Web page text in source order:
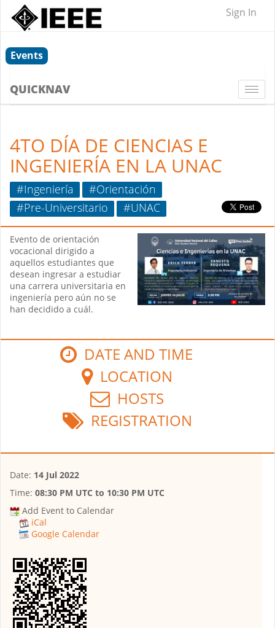
Sign In
Events
QUICKNAV
4TO DÍA DE CIENCIAS E
INGENIERÍA EN LA UNAC
#Ingeniería
#Orientación
#Pre-Universitario
#UNAC
Evento de orientación
vocacional dirigido a
aquellos estudiantes que
desean ingresar a estudiar
una carrera universitaria en
ingeniería pero aún no se
han decidido a cuál.
DATE AND TIME
LOCATION
HOSTS
REGISTRATION
Date: 14 Jul 2022
Time: 08:30 PM UTC to 10:30 PM UTC
Add Event to Calendar
iCal
Google Calendar